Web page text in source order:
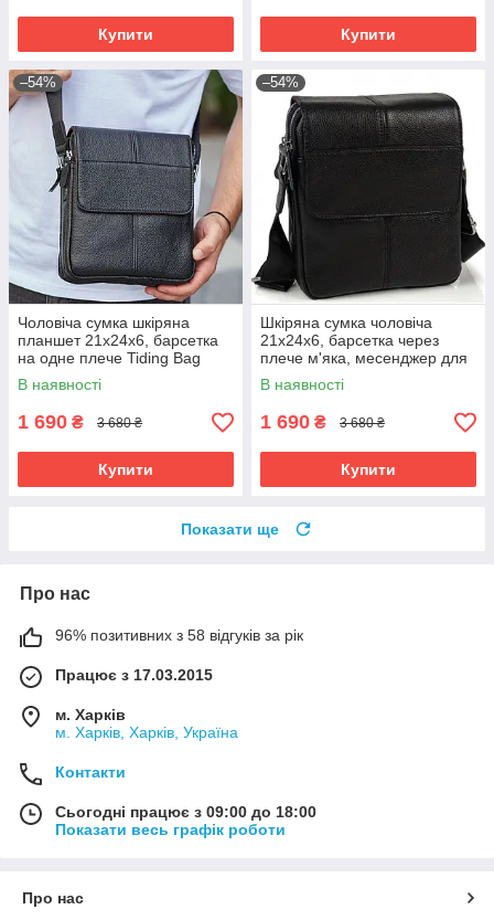
Купити Купити
–54%
Чоловіча сумка шкіряна
планшет 21х24х6, барсетка
на одне плече Tiding Bag
M1254A чорна
В наявності
1 690 ₴ 3 680 ₴
Купити
–54%
Шкіряна сумка чоловіча
21х24х6, барсетка через
плече м'яка, месенджер для
гаджетів BEXHILL TD-21334A
В наявності
1 690 ₴ 3 680 ₴
Купити
Показати ще
Про нас
96% позитивних з 58 відгуків за рік
Працює з 17.03.2015
м. Харків
м. Харків, Харків, Україна
Контакти
Сьогодні працює з 09:00 до 18:00
Показати весь графік роботи
Про нас